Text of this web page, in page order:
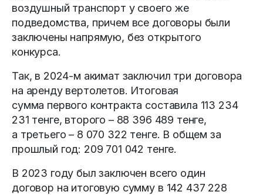
воздушный транспорт у своего же
подведомства, причем все договоры были
заключены напрямую, без открытого
конкурса.
Так, в 2024-м акимат заключил три договора
на аренду вертолетов. Итоговая
сумма первого контракта составила 113 234
231 тенге, второго – 88 396 489 тенге,
а третьего – 8 070 322 тенге. В общем за
прошлый год: 209 701 042 тенге.
В 2023 году был заключен всего один
договор на итоговую сумму в 142 437 228